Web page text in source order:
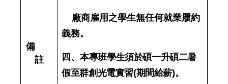
備
註
廠商雇用之學生無任何就業履約
義務。
四、本專班學生須於碩一升碩二暑
假至群創光電實習(期間給薪)。